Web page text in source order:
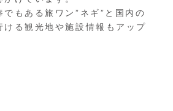
もある旅ワン”ネギ”と国内の
ける観光地や施設情報もアップ